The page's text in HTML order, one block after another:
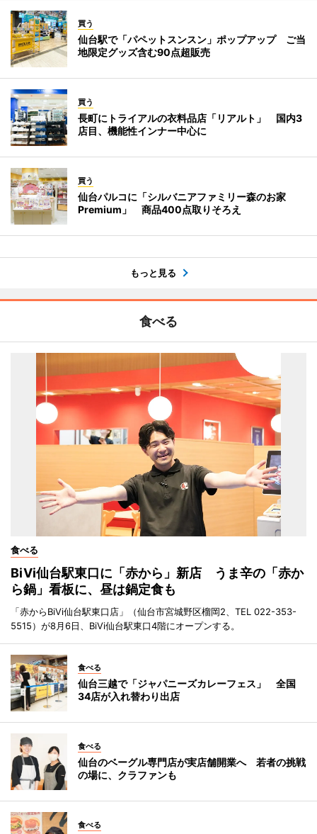
買う
仙台駅で「パペットスンスン」ポップアップ ご当
地限定グッズ含む90点超販売
買う
長町にトライアルの衣料品店「リアルト」 国内3
店目、機能性インナー中心に
買う
仙台パルコに「シルバニアファミリー森のお家
Premium」 商品400点取りそろえ
もっと見る
食べる
食べる
BiVi仙台駅東口に「赤から」新店 うま辛の「赤か
ら鍋」看板に、昼は鍋定食も
「赤からBiVi仙台駅東口店」（仙台市宮城野区榴岡2、TEL 022-353-
5515）が8月6日、BiVi仙台駅東口4階にオープンする。
食べる
仙台三越で「ジャパニーズカレーフェス」 全国
34店が入れ替わり出店
食べる
仙台のベーグル専門店が実店舗開業へ 若者の挑戦
の場に、クラファンも
食べる